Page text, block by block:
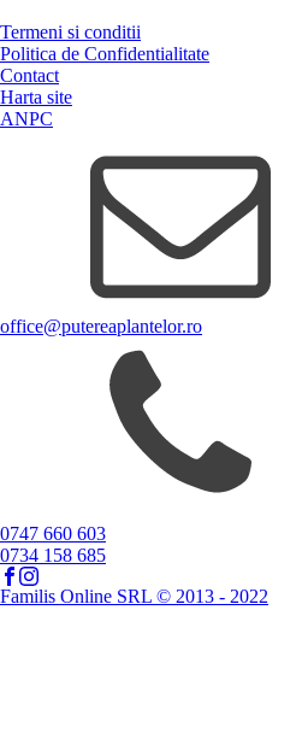
Termeni si conditii
Politica de Confidentialitate
Contact
Harta site
ANPC
office@putereaplantelor.ro
0747 660 603
0734 158 685
Familis Online SRL © 2013 - 2022